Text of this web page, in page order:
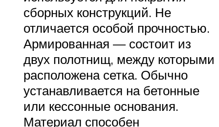
сборных конструкций. Не
отличается особой прочностью.
Армированная — состоит из
двух полотнищ, между которыми
расположена сетка. Обычно
устанавливается на бетонные
или кессонные основания.
Материал способен